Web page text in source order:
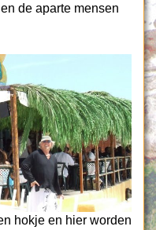
de aparte mensen
hokje en hier worden